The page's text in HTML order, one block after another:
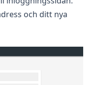
och ditt nya